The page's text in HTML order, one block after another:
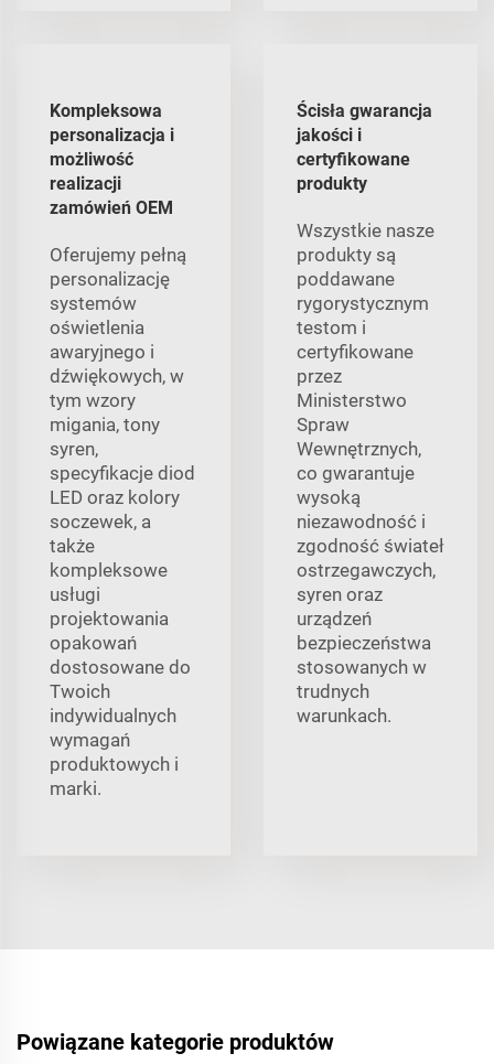
Kompleksowa
personalizacja i
możliwość
realizacji
zamówień OEM
Oferujemy pełną
personalizację
systemów
oświetlenia
awaryjnego i
dźwiękowych, w
tym wzory
migania, tony
syren,
specyfikacje diod
LED oraz kolory
soczewek, a
także
kompleksowe
usługi
projektowania
opakowań
dostosowane do
Twoich
indywidualnych
wymagań
produktowych i
marki.
Ścisła gwarancja
jakości i
certyfikowane
produkty
Wszystkie nasze
produkty są
poddawane
rygorystycznym
testom i
certyfikowane
przez
Ministerstwo
Spraw
Wewnętrznych,
co gwarantuje
wysoką
niezawodność i
zgodność świateł
ostrzegawczych,
syren oraz
urządzeń
bezpieczeństwa
stosowanych w
trudnych
warunkach.
Powiązane kategorie produktów